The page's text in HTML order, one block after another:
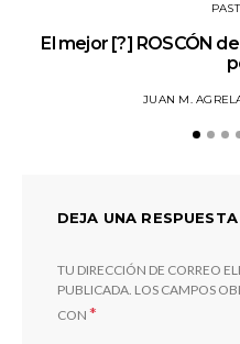
El mejor [?] ROSCÓN
JUAN M.
DEJA UNA RESPUESTA
TU DIRECCIÓN DE CORREO
PUBLICADA. LOS CAMPOS
CON *